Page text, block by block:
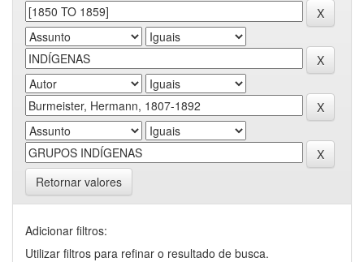
Retornar valores
Adicionar filtros:
Utilizar filtros para refinar o resultado de busca.